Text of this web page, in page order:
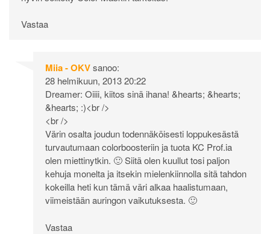
Vastaa
Miia - OKVsanoo:
28 helmikuun, 2013 20:22
Dreamer: Oiiii, kiitos sinä ihana! &hearts; &hearts;
&hearts; :)<br />
<br />
Värin osalta joudun todennäköisesti loppukesästä
turvautumaan colorboosteriin ja tuota KC Prof.ia
olen miettinytkin. 🙂 Siitä olen kuullut tosi paljon
kehuja monelta ja itsekin mielenkiinnolla sitä tahdon
kokeilla heti kun tämä väri alkaa haalistumaan,
viimeistään auringon vaikutuksesta. 🙂
Vastaa